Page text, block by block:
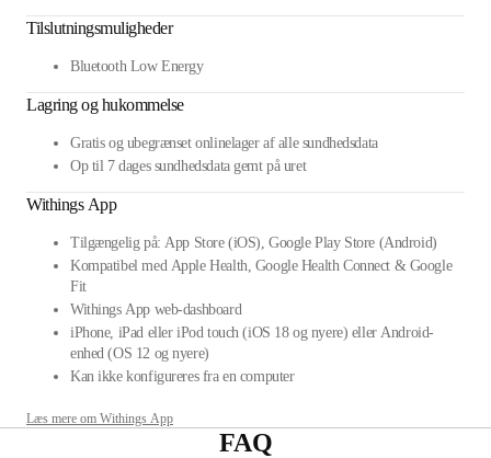
Tilslutningsmuligheder
Bluetooth Low Energy
Lagring og hukommelse
Gratis og ubegrænset onlinelager af alle sundhedsdata
Op til 7 dages sundhedsdata gemt på uret
Withings App
Tilgængelig på: App Store (iOS), Google Play Store (Android)
Kompatibel med Apple Health, Google Health Connect & Google
Fit
Withings App web-dashboard
iPhone, iPad eller iPod touch (iOS 18 og nyere) eller Android-
enhed (OS 12 og nyere)
Kan ikke konfigureres fra en computer
Læs mere om Withings App
FAQ